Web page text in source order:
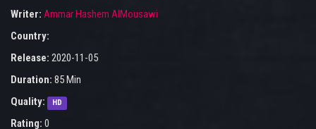
Writer: Ammar Hashem AlMousawi
Country:
Release: 2020-11-05
Duration: 85 Min
Quality:
HD
Rating: 0